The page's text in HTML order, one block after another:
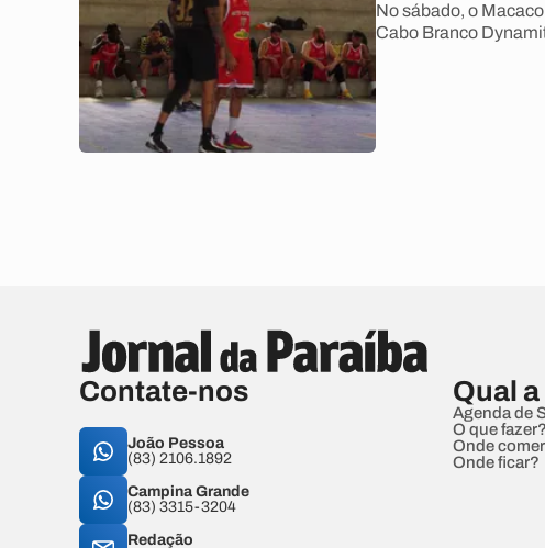
No sábado, o
Cabo Branco
Contate-nos
João Pessoa
(83) 2106.1892
Campina Grande
(83) 3315-3204
Redação
Qual
Agenda de
O que fazer?
Onde
Onde ficar?